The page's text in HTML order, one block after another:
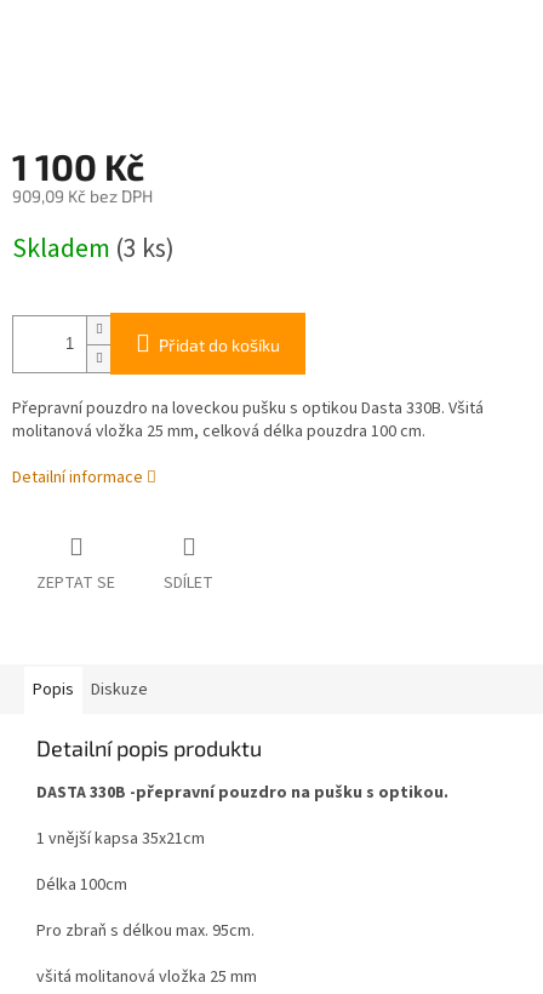
1 100 Kč
909,09 Kč bez DPH
cena:
Skladem (3 ks)
Přidat do košíku
Přepravní pouzdro na loveckou pušku s optikou Dasta 330B. Všitá
molitanová vložka 25 mm, celková délka pouzdra 100 cm.
Detailní informace
ZEPTAT SE SDÍLET
Popis Diskuze
Detailní popis produktu
DASTA 330B -přepravní pouzdro na pušku s optikou.
1 vnější kapsa 35x21cm
Délka 100cm
Pro zbraň s délkou max. 95cm.
všitá molitanová vložka 25 mm